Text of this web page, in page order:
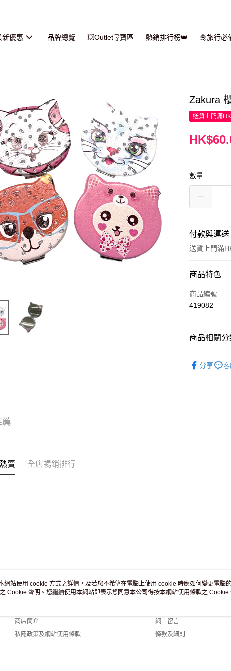
新優惠 品牌總覽 💥Outlet尋寶區 熱銷排行榜👑 🛅旅行必
Zakura
送貨上門滿
數量
付款與運送
送貨上門滿
付款方式
信用卡
商品特色
商品編號
419082
商品相關分
分享
客
薦
賣 全店暢銷排行
關於我們
商店簡介
私隱政策及網站使用條款
客戶服務
網上留言
條款及細則
網站使用 cookie 方式之詳情，及若您不希望在電腦上使用 cookie 時應如何變更電腦
Cookie 聲明。您繼續使用本網站即表示您同意本公司得按本網站使用條款之 Cookie